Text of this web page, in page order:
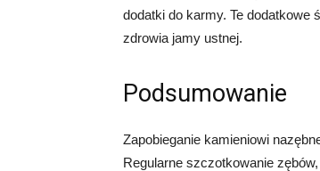
dodatki do karmy. Te dodatkowe
zdrowia jamy ustnej.
Podsumowanie
Zapobieganie kamieniowi
Regularne szczotkowanie